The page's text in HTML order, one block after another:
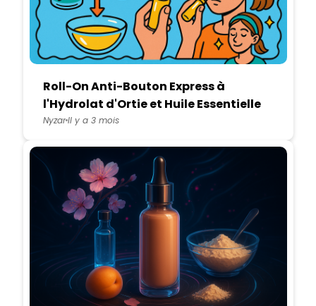
Roll-On Anti-Bouton Express à
l'Hydrolat d'Ortie et Huile Essentielle
de Manuka
NyzarIl y a 3 mois